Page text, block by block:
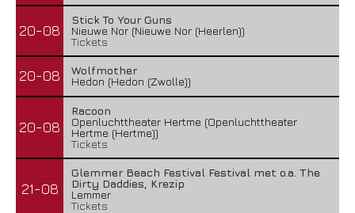
20-08
Stick To Your Guns
Nieuwe Nor (Nieuwe Nor (Heerlen))
Tickets
20-08
Wolfmother
Hedon (Hedon (Zwolle))
20-08
Racoon
Openluchttheater Hertme (Openluchttheater
Hertme (Hertme))
Tickets
21-08
Glemmer Beach Festival Festival met o.a. The
Dirty Daddies, Krezip
Lemmer
Tickets